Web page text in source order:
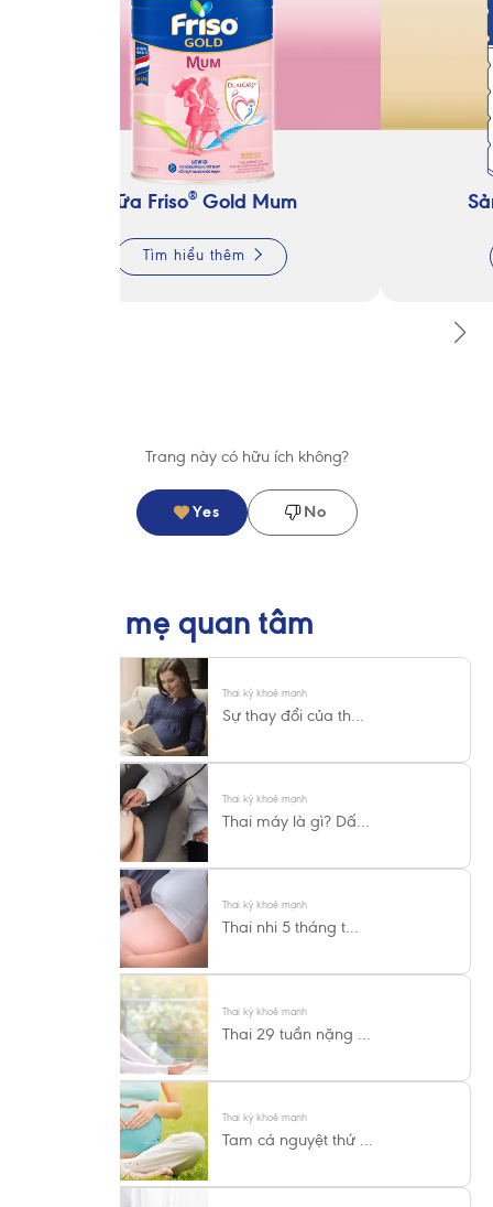
Sữa Friso® Gold Mum
Tìm hiểu thêm
Trang này có hữu ích không?
Yes No
Có thể mẹ quan tâm
Thai kỳ khoẻ mạnh
Sự thay đổi của th...
Thai kỳ khoẻ mạnh
Thai máy là gì? Dấ...
Thai kỳ khoẻ mạnh
Thai nhi 5 tháng t...
Thai kỳ khoẻ mạnh
Thai 29 tuần nặng ...
Thai kỳ khoẻ mạnh
Tam cá nguyệt thứ ...